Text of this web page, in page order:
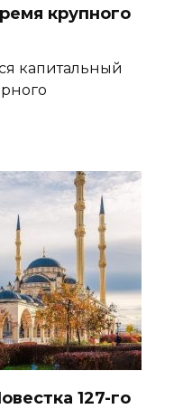
крупного
капитальный
127-го